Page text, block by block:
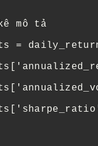
mô tả
=